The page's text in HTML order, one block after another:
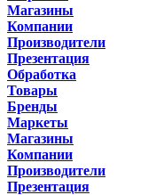
Магазины
Компании
Производители
Презентация
Обработка
Товары
Бренды
Маркеты
Магазины
Компании
Производители
Презентация